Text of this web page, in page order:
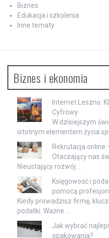
Biznes
Edukacja i szkolenia
Inne tematy
Biznes i ekonomia
Internet Leszno:
Cyfrowy
W dzisiejszym
istotnym elementem życia
Rekrutacja online
Otaczający nas
Nieustający rozwój …
Księgowość i
pomocą
Kiedy prowadzisz firmę,
podatki. Ważne …
Jak wybrać
opakowania?